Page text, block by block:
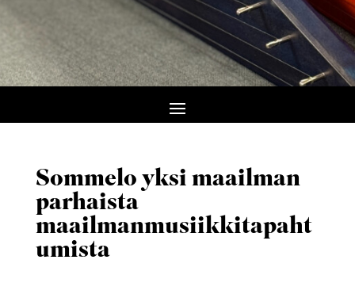
Sommelo yksi maailman
parhaista
maailmanmusiikkitapaht
umista